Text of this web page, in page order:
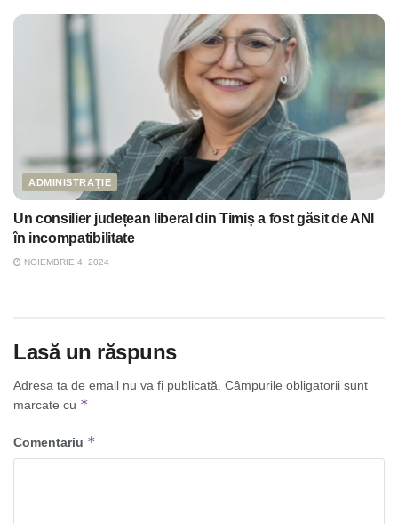
ADMINISTRAȚIE
Un consilier județean liberal din Timiș a fost găsit de ANI
în incompatibilitate
NOIEMBRIE 4, 2024
Lasă un răspuns
Adresa ta de email nu va fi publicată. Câmpurile obligatorii sunt
marcate cu *
Comentariu *